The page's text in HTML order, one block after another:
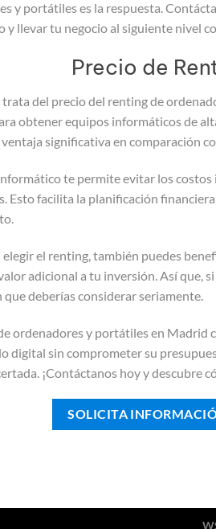
y portátiles es la respuesta.
y llevar tu negocio al siguiente nivel
Precio de
trata del precio del renting de
obtener equipos informáticos de
significativa en comparación
te permite evitar los costos
Esto facilita la planificación
elegir el renting, también puedes
adicional a tu inversión. Así que,
que deberías considerar seriamente.
ordenadores y portátiles en Madrid
digital sin comprometer su
¡Contáctanos hoy y
SOLICITA